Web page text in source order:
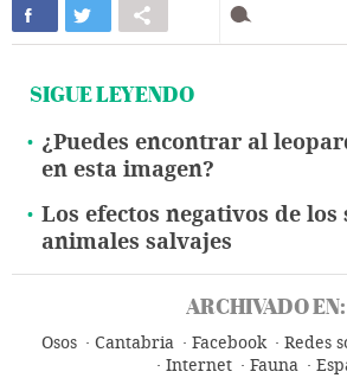
SIGUE LEYENDO
¿Puedes encontrar al
en esta imagen?
Los efectos negativos de los
animales salvajes
ARCHIVADO EN:
Osos Cantabria Facebook Redes
Internet
Fauna